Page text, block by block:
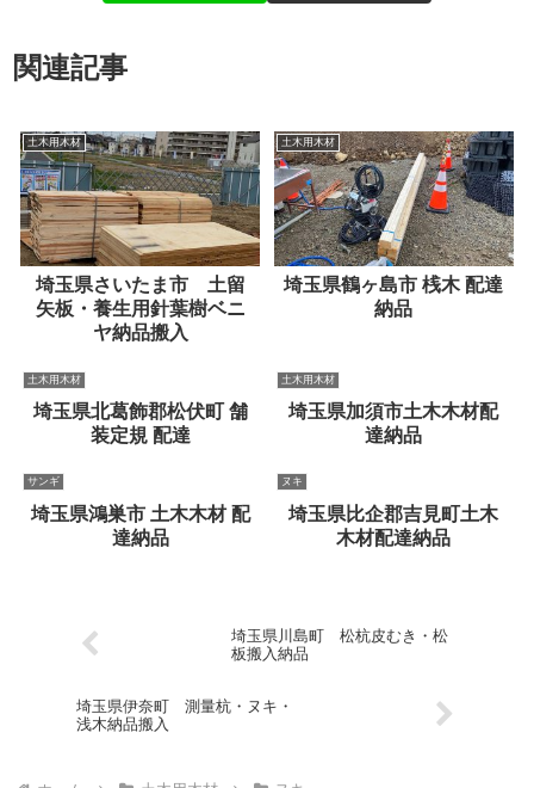
関連記事
土木用木材
埼玉県さいたま市 土留
矢板・養生用針葉樹ベニ
ヤ納品搬入
土木用木材
埼玉県鶴ヶ島市 桟木 配達
納品
土木用木材
埼玉県北葛飾郡松伏町 舗
装定規 配達
土木用木材
埼玉県加須市土木木材配
達納品
サンギ
埼玉県鴻巣市 土木木材 配
達納品
ヌキ
埼玉県比企郡吉見町土木
木材配達納品
埼玉県川島町 松杭皮むき・松
板搬入納品
埼玉県伊奈町 測量杭・ヌキ・
浅木納品搬入